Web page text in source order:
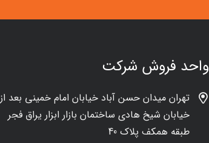
واحد فروش شرکت
تهران میدان حسن آباد خیابان امام خمینی بعد از
خیابان شیخ هادی ساختمان بازار ابزار یراق فجر
طبقه همکف پلاک 40